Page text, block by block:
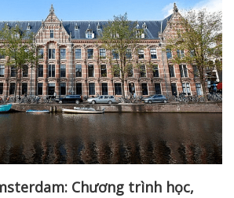
Chương trình học,